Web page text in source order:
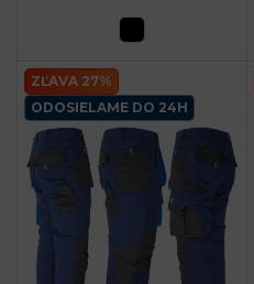
ZĽAVA 27%
ODOSIELAME DO 24H